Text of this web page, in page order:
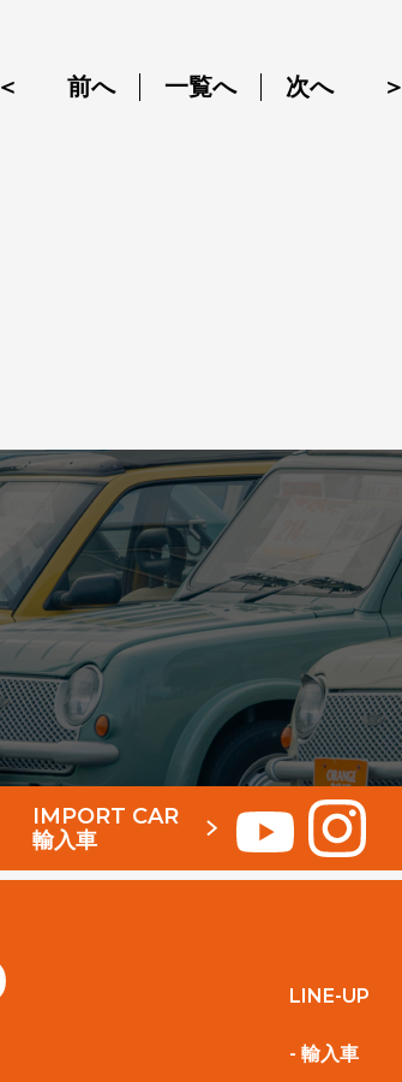
＜ 前へ 一覧へ 次へ ＞
IMPORT CAR
輸入車
LINE-UP
- 輸入車